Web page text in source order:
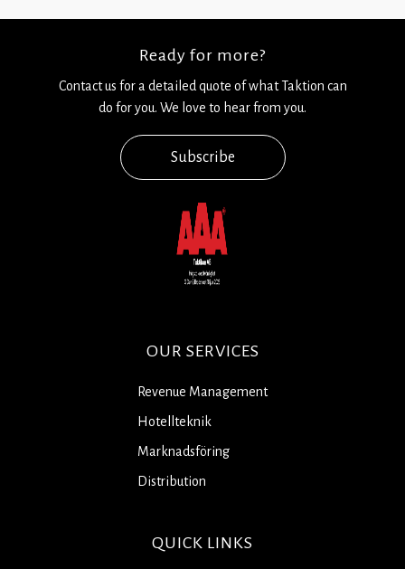
Ready for more?
Contact us for a detailed quote of what Taktion can
do for you. We love to hear from you.
Subscribe
OUR SERVICES
Revenue Management
Hotellteknik
Marknadsföring
Distribution
QUICK LINKS